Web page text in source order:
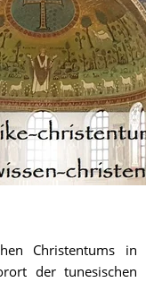
Christentums in
der tunesischen